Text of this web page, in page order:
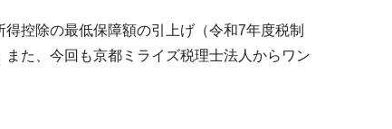
控除の最低保障額の引上げ（令和7年度税制
た、今回も京都ミライズ税理士法人からワン